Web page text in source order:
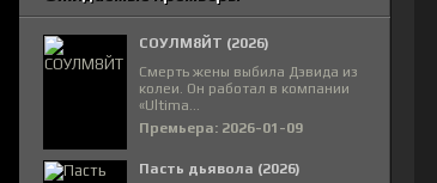
СОУЛМ8ЙТ (2026)
Смерть жены выбила Дэвида из
колеи. Он работал в компании
«Ultima...
Премьера: 2026-01-09
Пасть дьявола (2026)